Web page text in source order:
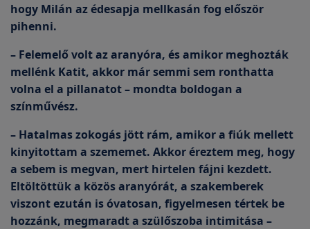
hogy Milán az édesapja mellkasán fog először
pihenni.
– Felemelő volt az aranyóra, és amikor meghozták
mellénk Katit, akkor már semmi sem ronthatta
volna el a pillanatot – mondta boldogan a
színművész.
– Hatalmas zokogás jött rám, amikor a fiúk mellett
kinyitottam a szememet. Akkor éreztem meg, hogy
a sebem is megvan, mert hirtelen fájni kezdett.
Eltöltöttük a közös aranyórát, a szakemberek
viszont ezután is óvatosan, figyelmesen tértek be
hozzánk, megmaradt a szülőszoba intimitása –